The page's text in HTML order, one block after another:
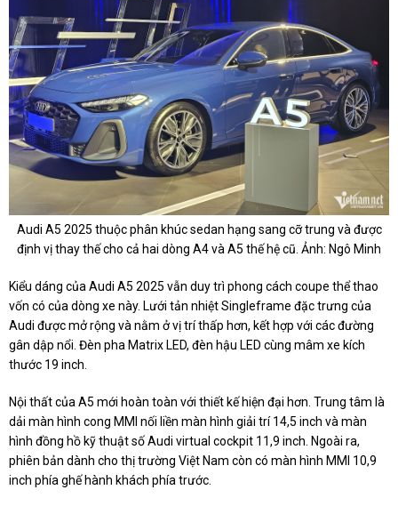
Audi A5 2025 thuộc phân khúc sedan hạng sang cỡ trung và được
định vị thay thế cho cả hai dòng A4 và A5 thế hệ cũ. Ảnh: Ngô Minh
Kiểu dáng của Audi A5 2025 vẫn duy trì phong cách coupe thể thao
vốn có của dòng xe này. Lưới tản nhiệt Singleframe đặc trưng của
Audi được mở rộng và nằm ở vị trí thấp hơn, kết hợp với các đường
gân dập nổi. Đèn pha Matrix LED, đèn hậu LED cùng mâm xe kích
thước 19 inch.
Nội thất của A5 mới hoàn toàn với thiết kế hiện đại hơn. Trung tâm là
dải màn hình cong MMI nối liền màn hình giải trí 14,5 inch và màn
hình đồng hồ kỹ thuật số Audi virtual cockpit 11,9 inch. Ngoài ra,
phiên bản dành cho thị trường Việt Nam còn có màn hình MMI 10,9
inch phía ghế hành khách phía trước.